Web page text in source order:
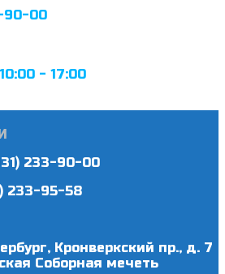
90-00
- 17:00
233-90-00
233-95-58
Кронверкский пр., д. 7
Соборная мечеть